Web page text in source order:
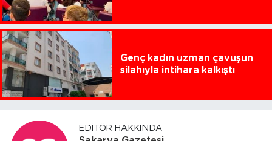
Genç kadın uzman çavuşun
silahıyla intihara kalkıştı
EDITÖR HAKKINDA